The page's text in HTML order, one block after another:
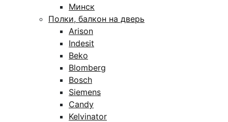
Минск
Полки, балкон на дверь
Arison
Indesit
Beko
Blomberg
Bosch
Siemens
Candy
Kelvinator